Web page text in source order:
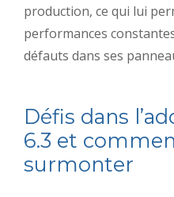
production, ce qui lui
performances
défauts dans ses
Défis dans
6.3 et
surmonter